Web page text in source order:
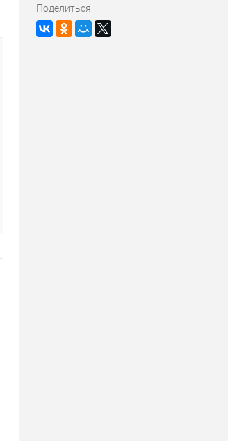
Поделиться